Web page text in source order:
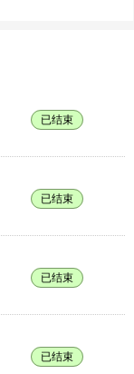
已结束
已结束
已结束
已结束